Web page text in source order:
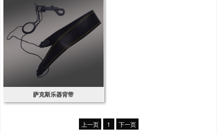
萨克斯乐器背带
上一页 1 下一页